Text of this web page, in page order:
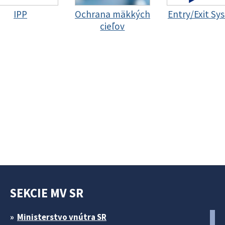
IPP
Ochrana mäkkých
cieľov
Entry/Exit
SEKCIE MV SR
Ministerstvo vnútra SR